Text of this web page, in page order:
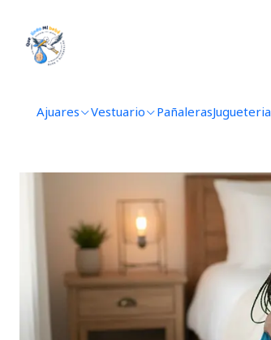
Ajuares Vestuario PañalerasJugueteria